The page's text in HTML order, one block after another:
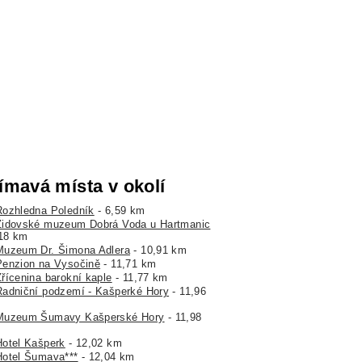
místa v okolí
Poledník - 6,59 km
muzeum Dobrá Voda u Hartmanic
km
Dr. Šimona Adlera- 10,91 km
na Vysočině - 11,71 km
barokní kaple - 11,77 km
podzemí - Kašperké Hory - 11,96
Šumavy Kašperské Hory - 11,98
Kašperk - 12,02 km
Šumava*** - 12,04 km